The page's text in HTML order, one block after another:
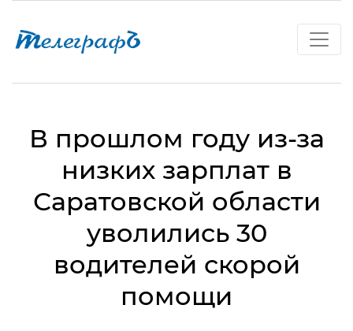
В прошлом году из-за
низких зарплат в
Саратовской области
уволились 30
водителей скорой
помощи